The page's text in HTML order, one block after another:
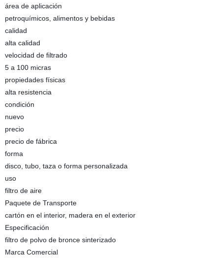
área de aplicación
petroquímicos, alimentos y bebidas
calidad
alta calidad
velocidad de filtrado
5 a 100 micras
propiedades físicas
alta resistencia
condición
nuevo
precio
precio de fábrica
forma
disco, tubo, taza o forma personalizada
uso
filtro de aire
Paquete de Transporte
cartón en el interior, madera en el exterior
Especificación
filtro de polvo de bronce sinterizado
Marca Comercial